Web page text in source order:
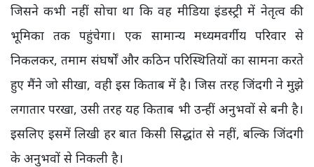
जिसने कभी नहीं सोचा था कि वह मीडिया इंडस्ट्री में नेतृत्व की
भूमिका तक पहुंचेगा। एक सामान्य मध्यमवर्गीय परिवार से
निकलकर, तमाम संघर्षों और कठिन परिस्थितियों का सामना करते
हुए मैंने जो सीखा, वही इस किताब में है। जिस तरह जिंदगी ने मुझे
लगातार परखा, उसी तरह यह किताब भी उन्हीं अनुभवों से बनी है।
इसलिए इसमें लिखी हर बात किसी सिद्धांत से नहीं, बल्कि जिंदगी
के अनुभवों से निकली है।